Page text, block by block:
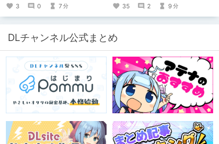
3
0 7分
35
2 9 分
DLチャンネル公式まとめ